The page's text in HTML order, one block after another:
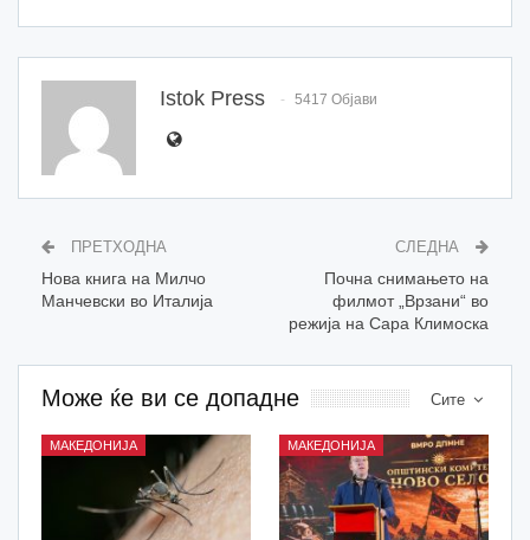
Istok Press 5417 Објави
ПРЕТХОДНА
Нова книга на Милчо
Манчевски во Италија
СЛЕДНА
Почна снимањето на
филмот „Врзани“ во
режија на Сара Климоска
Сите
Може ќе ви се допадне
МАКЕДОНИЈА МАКЕДОНИЈА